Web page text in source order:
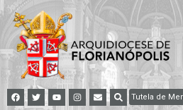
Tutela de